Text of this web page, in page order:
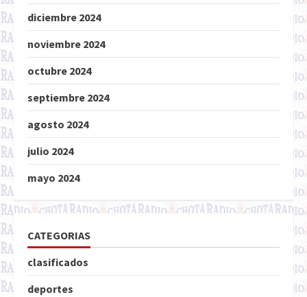
diciembre 2024
noviembre 2024
octubre 2024
septiembre 2024
agosto 2024
julio 2024
mayo 2024
CATEGORIAS
clasificados
deportes